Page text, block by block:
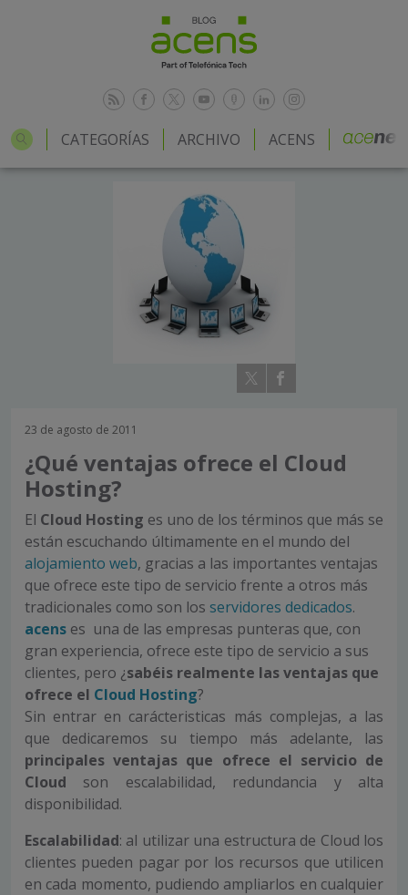
CATEGORÍAS ARCHIVO ACENS
23 de agosto de 2011
¿Qué ventajas ofrece el Cloud
Hosting?
El Cloud Hosting es uno de los términos que más se
están escuchando últimamente en el mundo del
alojamiento web, gracias a las importantes ventajas
que ofrece este tipo de servicio frente a otros más
tradicionales como son los servidores dedicados.
acens es una de las empresas punteras que, con
gran experiencia, ofrece este tipo de servicio a sus
clientes, pero ¿sabéis realmente las ventajas que
ofrece el Cloud Hosting?
Sin entrar en carácteristicas más complejas, a las
que dedicaremos su tiempo más adelante, las
principales ventajas que ofrece el servicio de
Cloud son escalabilidad, redundancia y alta
disponibilidad.
Escalabilidad: al utilizar una estructura de Cloud los
clientes pueden pagar por los recursos que utilicen
en cada momento, pudiendo ampliarlos en cualquier